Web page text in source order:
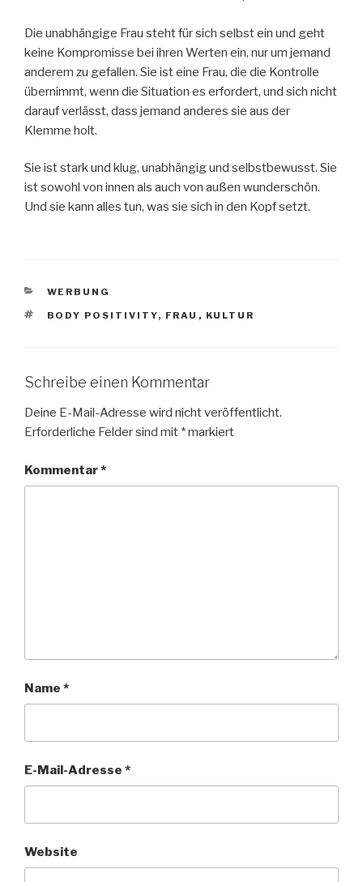
Die unabhängige Frau steht für sich selbst ein und geht
keine Kompromisse bei ihren Werten ein, nur um jemand
anderem zu gefallen. Sie ist eine Frau, die die Kontrolle
übernimmt, wenn die Situation es erfordert, und sich nicht
darauf verlässt, dass jemand anderes sie aus der
Klemme holt.
Sie ist stark und klug, unabhängig und selbstbewusst. Sie
ist sowohl von innen als auch von außen wunderschön.
Und sie kann alles tun, was sie sich in den Kopf setzt.
KATEGORIEN
WERBUNG
SCHLAGWÖRTER
BODY POSITIVITY, FRAU , KULTUR
Schreibe einen Kommentar
Deine E-Mail-Adresse wird nicht veröffentlicht.
Erforderliche Felder sind mit *markiert
Kommentar*
Name *
E-Mail-Adresse *
Website